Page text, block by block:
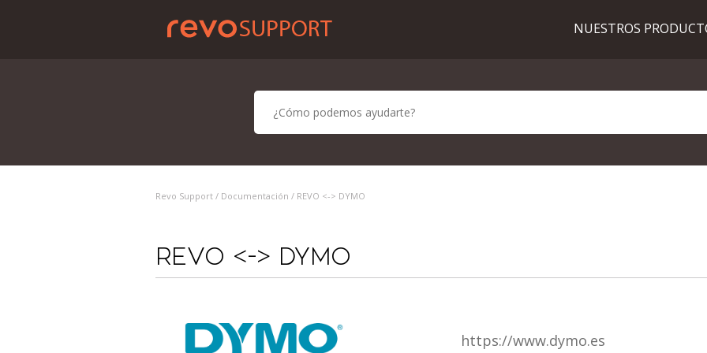
NUESTROS
Revo Support / Documentación / REVO <-> DYMO
REVO <-> DYMO
https://www.dymo.es